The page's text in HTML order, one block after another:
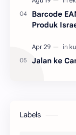
Barcode
Produk
Jalan ke
Labels